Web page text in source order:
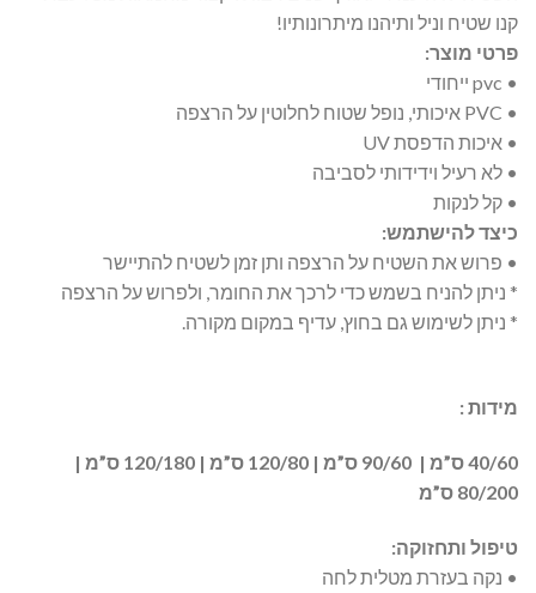
קנו שטיח וניל ותיהנו מיתרונותיו!
פרטי מוצר:
• pvc ייחודי
• PVC איכותי, נופל שטוח לחלוטין על הרצפה
• איכות הדפסת UV
• לא רעיל וידידותי לסביבה
• קל לנקות
כיצד להישתמש:
• פרוש את השטיח על הרצפה ותן זמן לשטיח להתיישר
* ניתן להניח בשמש כדי לרכך את החומר, ולפרוש על הרצפה
* ניתן לשימוש גם בחוץ, עדיף במקום מקורה.
מידות :
40/60 ס”מ | 90/60 ס”מ | 120/80 ס”מ | 120/180 ס”מ |
80/200 ס”מ
טיפול ותחזוקה:
• נקה בעזרת מטלית לחה